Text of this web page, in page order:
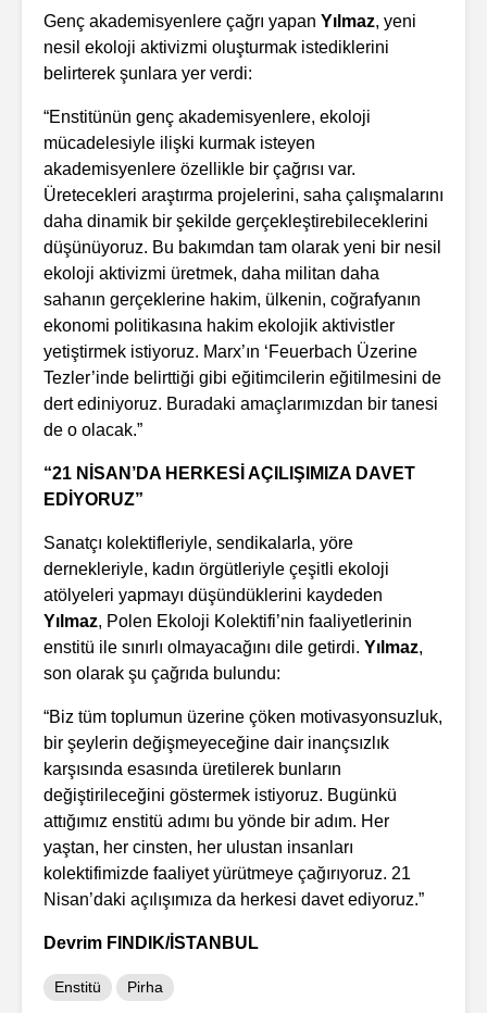
Genç akademisyenlere çağrı yapan Yılmaz, yeni
nesil ekoloji aktivizmi oluşturmak istediklerini
belirterek şunlara yer verdi:
“Enstitünün genç akademisyenlere, ekoloji
mücadelesiyle ilişki kurmak isteyen
akademisyenlere özellikle bir çağrısı var.
Üretecekleri araştırma projelerini, saha çalışmalarını
daha dinamik bir şekilde gerçekleştirebileceklerini
düşünüyoruz. Bu bakımdan tam olarak yeni bir nesil
ekoloji aktivizmi üretmek, daha militan daha
sahanın gerçeklerine hakim, ülkenin, coğrafyanın
ekonomi politikasına hakim ekolojik aktivistler
yetiştirmek istiyoruz. Marx’ın ‘Feuerbach Üzerine
Tezler’inde belirttiği gibi eğitimcilerin eğitilmesini de
dert ediniyoruz. Buradaki amaçlarımızdan bir tanesi
de o olacak.”
“21 NİSAN’DA HERKESİ AÇILIŞIMIZA DAVET
EDİYORUZ”
Sanatçı kolektifleriyle, sendikalarla, yöre
dernekleriyle, kadın örgütleriyle çeşitli ekoloji
atölyeleri yapmayı düşündüklerini kaydeden
Yılmaz, Polen Ekoloji Kolektifi’nin faaliyetlerinin
enstitü ile sınırlı olmayacağını dile getirdi. Yılmaz,
son olarak şu çağrıda bulundu:
“Biz tüm toplumun üzerine çöken motivasyonsuzluk,
bir şeylerin değişmeyeceğine dair inançsızlık
karşısında esasında üretilerek bunların
değiştirileceğini göstermek istiyoruz. Bugünkü
attığımız enstitü adımı bu yönde bir adım. Her
yaştan, her cinsten, her ulustan insanları
kolektifimizde faaliyet yürütmeye çağırıyoruz. 21
Nisan’daki açılışımıza da herkesi davet ediyoruz.”
Devrim FINDIK/İSTANBUL
Enstitü Pirha